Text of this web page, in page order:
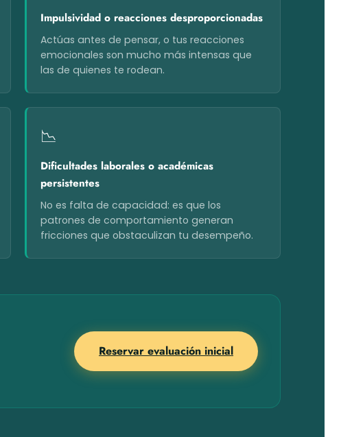
Impulsividad o reacciones desproporcionadas
Actúas antes de pensar, o tus reacciones
emocionales son mucho más intensas que
las de quienes te rodean.
📉
Dificultades laborales o académicas
persistentes
No es falta de capacidad: es que los
patrones de comportamiento generan
fricciones que obstaculizan tu desempeño.
Reservar evaluación inicial